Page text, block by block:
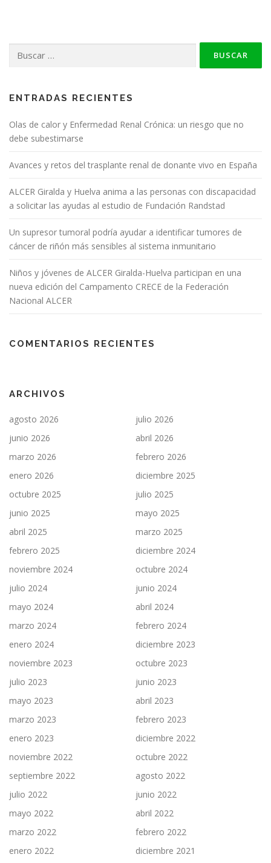
ENTRADAS RECIENTES
Olas de calor y Enfermedad Renal Crónica: un riesgo que no
debe subestimarse
Avances y retos del trasplante renal de donante vivo en España
ALCER Giralda y Huelva anima a las personas con discapacidad
a solicitar las ayudas al estudio de Fundación Randstad
Un supresor tumoral podría ayudar a identificar tumores de
cáncer de riñón más sensibles al sistema inmunitario
Niños y jóvenes de ALCER Giralda-Huelva participan en una
nueva edición del Campamento CRECE de la Federación
Nacional ALCER
COMENTARIOS RECIENTES
ARCHIVOS
agosto 2026
julio 2026
junio 2026
abril 2026
marzo 2026
febrero 2026
enero 2026
diciembre 2025
octubre 2025
julio 2025
junio 2025
mayo 2025
abril 2025
marzo 2025
febrero 2025
diciembre 2024
noviembre 2024
octubre 2024
julio 2024
junio 2024
mayo 2024
abril 2024
marzo 2024
febrero 2024
enero 2024
diciembre 2023
noviembre 2023
octubre 2023
julio 2023
junio 2023
mayo 2023
abril 2023
marzo 2023
febrero 2023
enero 2023
diciembre 2022
noviembre 2022
octubre 2022
septiembre 2022
agosto 2022
julio 2022
junio 2022
mayo 2022
abril 2022
marzo 2022
febrero 2022
enero 2022
diciembre 2021